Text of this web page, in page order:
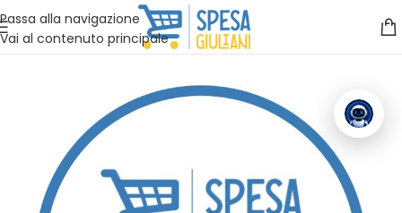
Passa alla navigazione
Vai al contenuto principale
Vuoi assistenza?Clicca qui e ti richiamiamo noi